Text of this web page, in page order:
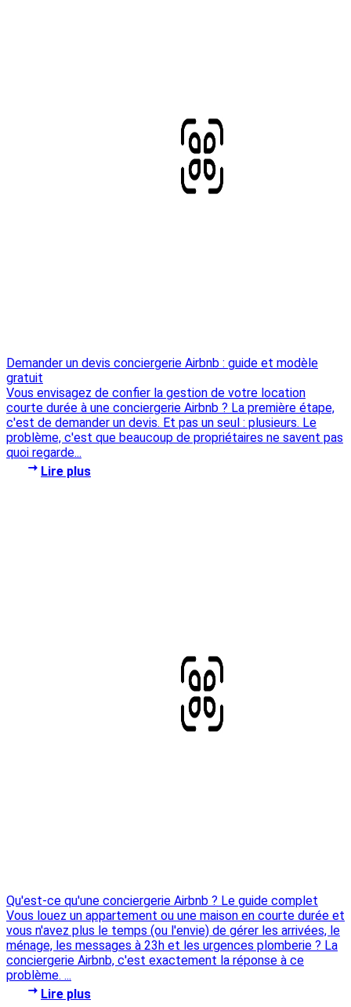
Demander un devis conciergerie Airbnb : guide et modèle
gratuit
Vous envisagez de confier la gestion de votre location
courte durée à une conciergerie Airbnb ? La première étape,
c'est de demander un devis. Et pas un seul : plusieurs. Le
problème, c'est que beaucoup de propriétaires ne savent pas
quoi regarde...
Lire plus
Qu'est-ce qu'une conciergerie Airbnb ? Le guide complet
Vous louez un appartement ou une maison en courte durée et
vous n'avez plus le temps (ou l'envie) de gérer les arrivées, le
ménage, les messages à 23h et les urgences plomberie ? La
conciergerie Airbnb, c'est exactement la réponse à ce
problème. ...
Lire plus